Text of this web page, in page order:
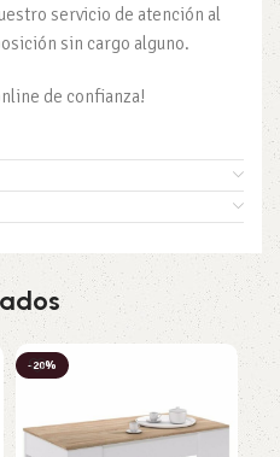
servicio de atención al
sin cargo alguno.
de confianza!
-20% -